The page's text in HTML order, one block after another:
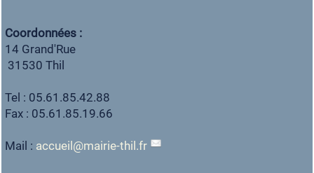
Coordonnées :
14 Grand'Rue
31530 Thil
Tel : 05.61.85.42.88
Fax : 05.61.85.19.66
Mail : accueil @mairie-thil.fr